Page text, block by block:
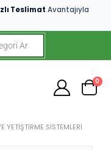
Teslimat Avantajıyla
0
YETIŞTIRME SISTEMLERI